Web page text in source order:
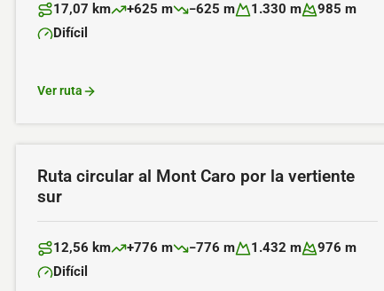
Distancia:
17,07 km
Desnivel positivo:
+625 m
Desnivel negativo:
−625 m
Altitud máxima:
1.330 m
Altitud mínima:
985 m
Dificultad:
Difícil
Ver ruta
Ruta circular al Mont Caro por la vertiente
sur
Distancia:
12,56 km
Desnivel positivo:
+776 m
Desnivel negativo:
−776 m
Altitud máxima:
1.432 m
Altitud mínima:
976 m
Dificultad:
Difícil